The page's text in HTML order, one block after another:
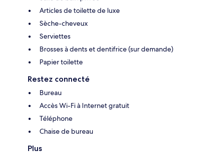
Articles de toilette de luxe
Sèche-cheveux
Serviettes
Brosses à dents et dentifrice (sur demande)
Papier toilette
Restez connecté
Bureau
Accès Wi-Fi à Internet gratuit
Téléphone
Chaise de bureau
Plus